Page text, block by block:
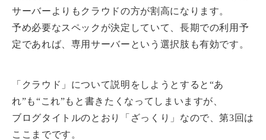
サーバーよりもクラウドの方が割高になります。
予め必要なスペックが決定していて、長期での利用予
定であれば、専用サーバーという選択肢も有効です。
「クラウド」について説明をしようとすると“あ
れ”も“これ”もと書きたくなってしまいますが、
ブログタイトルのとおり「ざっくり」なので、第3回は
ここまでです。